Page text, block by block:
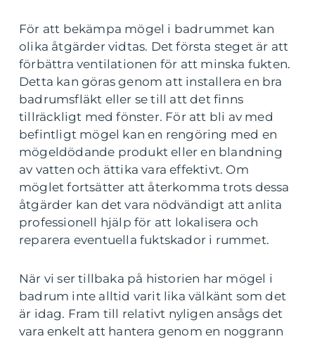
För att bekämpa mögel i badrummet kan
olika åtgärder vidtas. Det första steget är att
förbättra ventilationen för att minska fukten.
Detta kan göras genom att installera en bra
badrumsfläkt eller se till att det finns
tillräckligt med fönster. För att bli av med
befintligt mögel kan en rengöring med en
mögeldödande produkt eller en blandning
av vatten och ättika vara effektivt. Om
möglet fortsätter att återkomma trots dessa
åtgärder kan det vara nödvändigt att anlita
professionell hjälp för att lokalisera och
reparera eventuella fuktskador i rummet.
När vi ser tillbaka på historien har mögel i
badrum inte alltid varit lika välkänt som det
är idag. Fram till relativt nyligen ansågs det
vara enkelt att hantera genom en noggrann